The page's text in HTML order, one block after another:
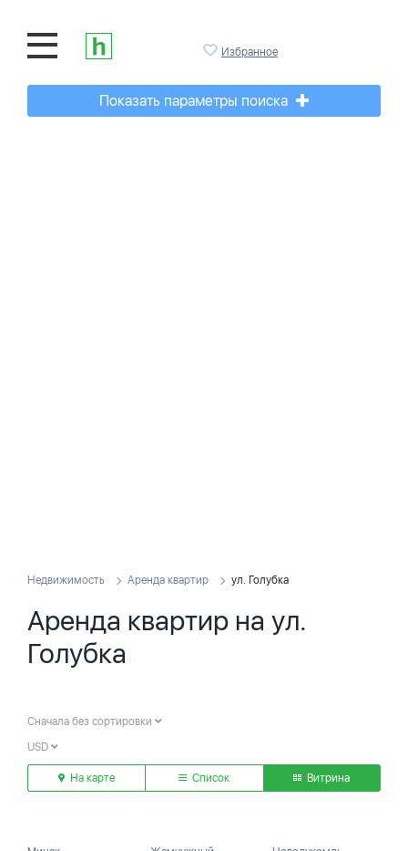
Избранное
Показать параметры поиска
Недвижимость Аренда квартир ул. Голубка
Аренда квартир на ул.
Голубка
Сначала без сортировки
USD
На карте Список Витрина